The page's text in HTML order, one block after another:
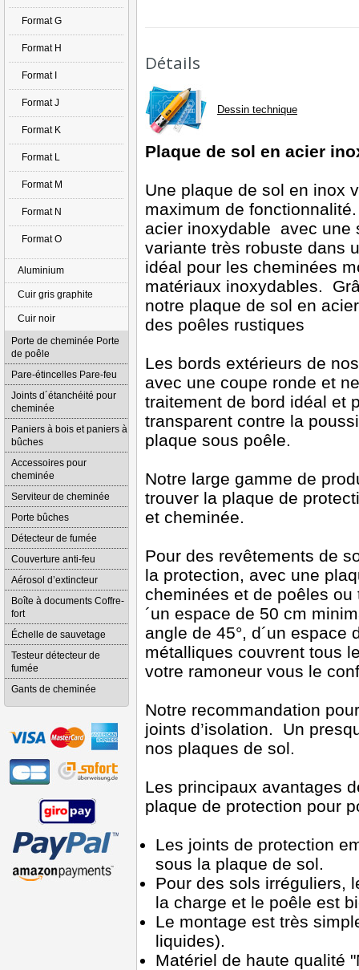
Détails
Dessin technique
Plaque de sol en acier
Une plaque de sol en inox
maximum de
acier inoxydable avec une
variante très robuste dans
idéal pour les cheminées
matériaux inoxydables.
notre plaque de sol en
des poêles rustiques
Les bords extérieurs de
avec une coupe ronde et
traitement de bord idéal et
transparent contre la
plaque sous poêle.
Notre large gamme de
trouver la plaque de
et cheminée.
Pour des revêtements de
la protection, avec une
cheminées et de poêles
´un espace de 50 cm
angle de 45°, d´un
métalliques couvrent tous
votre ramoneur vous le
Notre recommandation
joints d’isolation. Un
nos plaques de sol.
Les principaux avantages
plaque de protection pour
Les joints de protection
sous la plaque de sol.
Pour des sols irréguliers,
la charge et le poêle est
Le montage est très
liquides).
Matériel de haute qualité
Format G
Format H
Format I
Format J
Format K
Format L
Format M
Format N
Format O
Aluminium
Cuir gris graphite
Cuir noir
Porte de cheminée Porte
de poêle
Pare-étincelles Pare-feu
Joints d´étanchéité pour
cheminée
Paniers à bois et paniers à
bûches
Accessoires pour
cheminée
Serviteur de cheminée
Porte bûches
Détecteur de fumée
Couverture anti-feu
Aérosol d’extincteur
Boîte à documents Coffre-
fort
Échelle de sauvetage
Testeur détecteur de
fumée
Gants de cheminée